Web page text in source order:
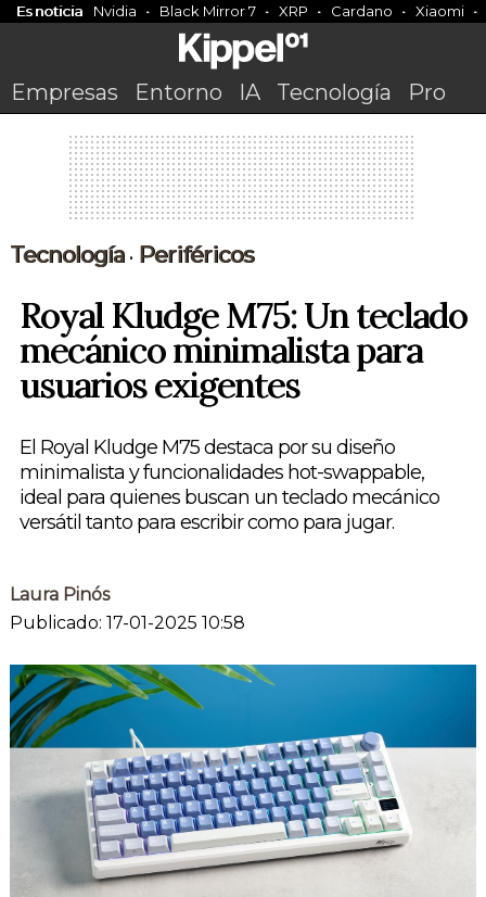
Es noticia Nvidia Black Mirror 7 XRP Cardano Xiaomi
Empresas Entorno IA Tecnología Pro
Tecnología• Periféricos
Royal Kludge M75: Un teclado
mecánico minimalista para
usuarios exigentes
El Royal Kludge M75 destaca por su diseño
minimalista y funcionalidades hot-swappable,
ideal para quienes buscan un teclado mecánico
versátil tanto para escribir como para jugar.
Laura Pinós
Publicado: 17-01-2025 10:58